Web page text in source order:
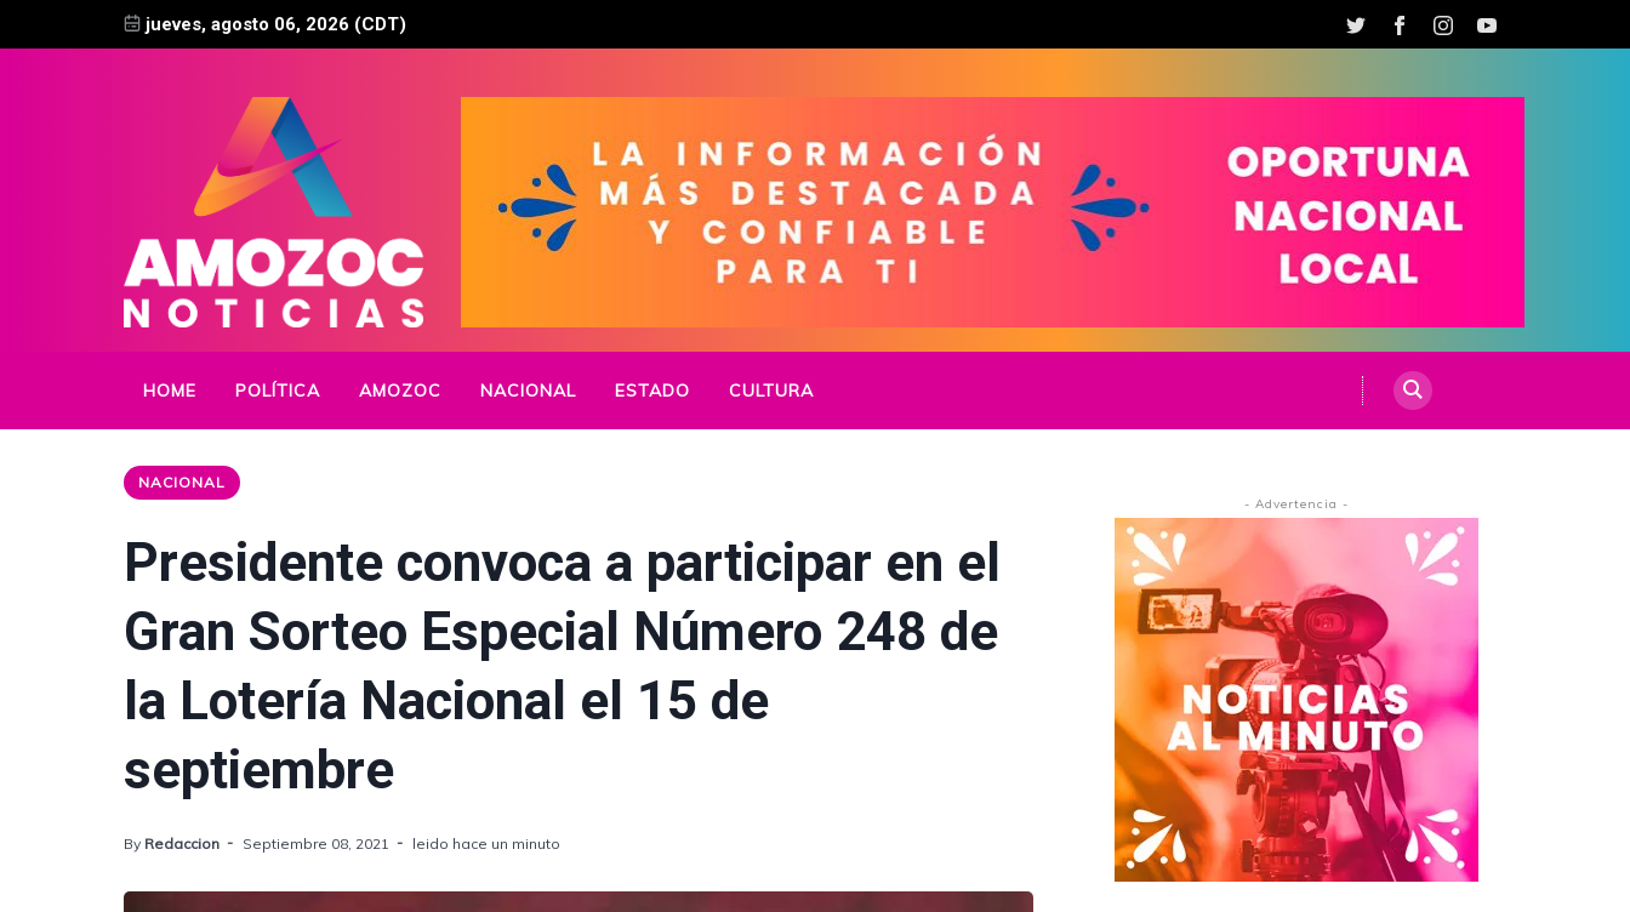
jueves, agosto 06, 2026 (CDT)
HOME POLÍTICA AMOZOC NACIONAL ESTADO CULTURA
NACIONAL
Presidente convoca a participar en el
Gran Sorteo Especial Número 248 de
la Lotería Nacional el 15 de
septiembre
By Redaccion Septiembre 08, 2021 leido hace un minuto
- Advertencia -